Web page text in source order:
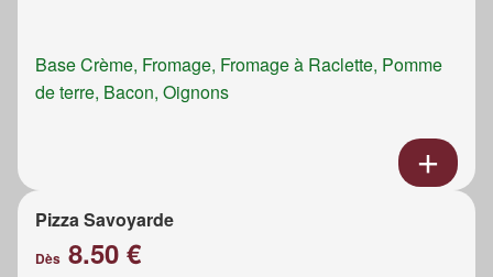
Base Crème, Fromage, Fromage à Raclette, Pomme
de terre, Bacon, Oignons
Pizza Savoyarde
Dès 8.50 €